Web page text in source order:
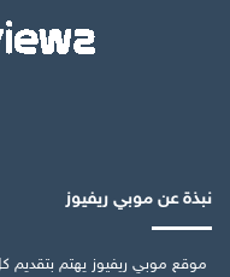
نبذة عن موبي ريفيوز
موقع موبي ريفيوز يهتم